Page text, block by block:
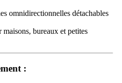
omnidirectionnelles détachables
maisons, bureaux et petites
: